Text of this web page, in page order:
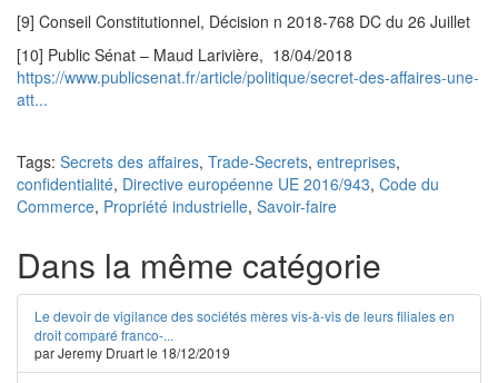
[9] Conseil Constitutionnel, Décision n 2018-768 DC du 26 Juillet
[10] Public Sénat – Maud Larivière, 18/04/2018
https://www.publicsenat.fr/article/politique/secret-des-affaires-une-
att...
Tags: Secrets des affaires, Trade-Secrets, entreprises,
confidentialité, Directive européenne UE 2016/943, Code du
Commerce, Propriété industrielle, Savoir-faire
Dans la même catégorie
Le devoir de vigilance des sociétés mères vis-à-vis de leurs filiales en
droit comparé franco-...
par Jeremy Druart le 18/12/2019